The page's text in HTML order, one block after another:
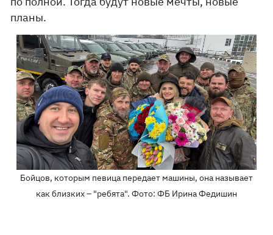
планы.
Бойцов, которым певица передает машины, она называет
как близких – "ребята". Фото: ФБ Ирина Федишин